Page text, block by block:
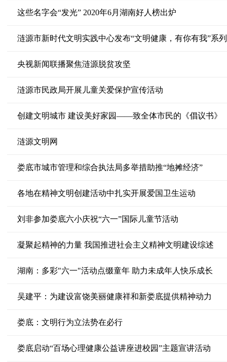
这些名字会“发光” 2020年6月湖南好人榜出炉
涟源市新时代文明实践中心发布“文明健康，有你有我”系
央视新闻联播聚焦涟源脱贫攻坚
涟源市民政局开展儿童关爱保护宣传活动
创建文明城市 建设美好家园——致全体市民的《倡议书》
涟源文明网
娄底市城市管理和综合执法局多举措助推“地摊经济”
各地在精神文明创建活动中扎实开展爱国卫生运动
刘非参加娄底六小庆祝“六一”国际儿童节活动
凝聚起精神的力量 我国推进社会主义精神文明建设综述
湖南：多彩"六一"活动点缀童年 助力未成年人快乐成长
吴建平：为建设富饶美丽健康祥和新娄底提供精神动力
娄底：文明行为立法势在必行
娄底启动“百场心理健康公益讲座进校园”主题宣讲活动